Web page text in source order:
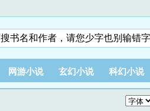
网游小说 玄幻小说 科幻小说